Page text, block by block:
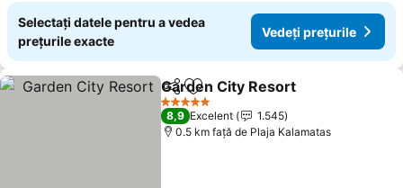
Selectați datele pentru a vedea
prețurile exacte
Vedeți prețurile
DistribuițiAdăugaţi la favorite
Garden City Resort
5 Stele
8,9 Excelent
1.545
0.5 km faţă de Plaja Kalamatas